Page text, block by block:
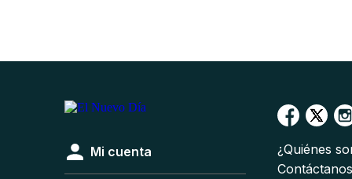
Mi cuenta
¿Quiénes